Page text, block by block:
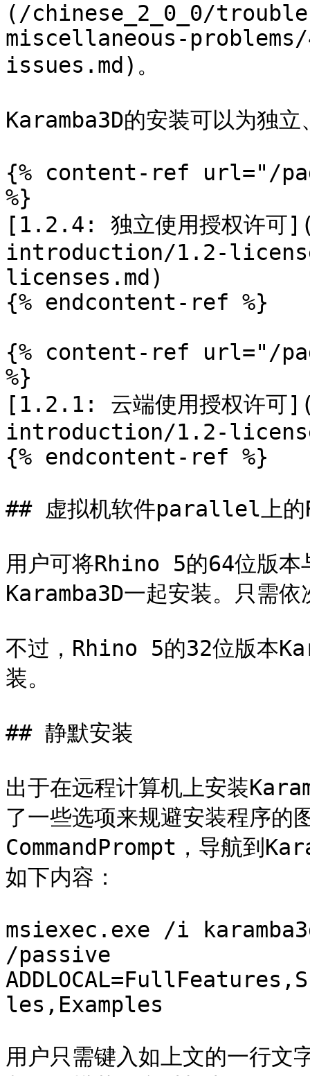
(/chinese_2_0_0/
miscellaneous-
issues.md)。
Karamba3D的安装可以为独
{% content-ref url="/
%}
[1.2.4: 独立使用授权许
introduction/1.2-
licenses.md)
{% endcontent-ref %}
{% content-ref url="/
%}
[1.2.1: 云端使用授权许
introduction/1.2-
{% endcontent-ref %}
## 虚拟机软件parallel上
用户可将Rhino 5的64位版
Karamba3D一起安装。只需
不过，Rhino 5的32位版本
装。
## 静默安装
出于在远程计算机上安装
了一些选项来规避安装程序的
CommandPrompt，导航到
如下内容：
msiexec.exe /i
/passive
les,Examples
用户只需键入如上文的一行